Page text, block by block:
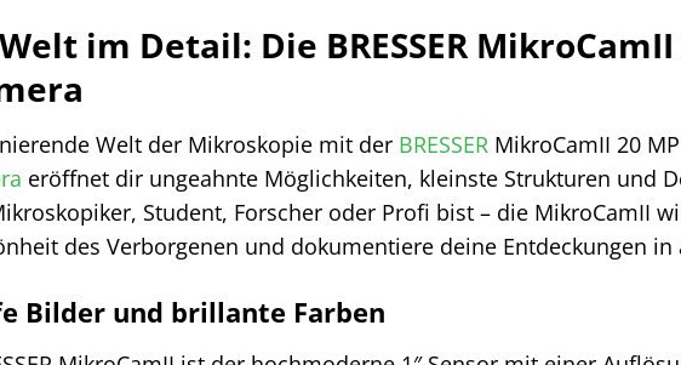
im Detail: Die BRESSER MikroCamII
Welt der Mikroskopie mit der BRESSER MikroCamII 20
eröffnet dir ungeahnte Möglichkeiten, kleinste Strukturen und
Student, Forscher oder Profi bist – die MikroCamII
des Verborgenen und dokumentiere deine Entdeckungen
Bilder und brillante Farben